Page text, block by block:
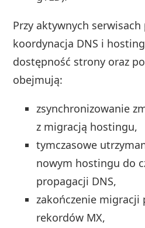
Przy aktywnych
koordynacja DNS i
dostępność strony oraz
obejmują:
zsynchronizowanie
z migracją hostingu,
tymczasowe
nowym hostingu do
propagacji DNS,
zakończenie migracji
rekordów MX,